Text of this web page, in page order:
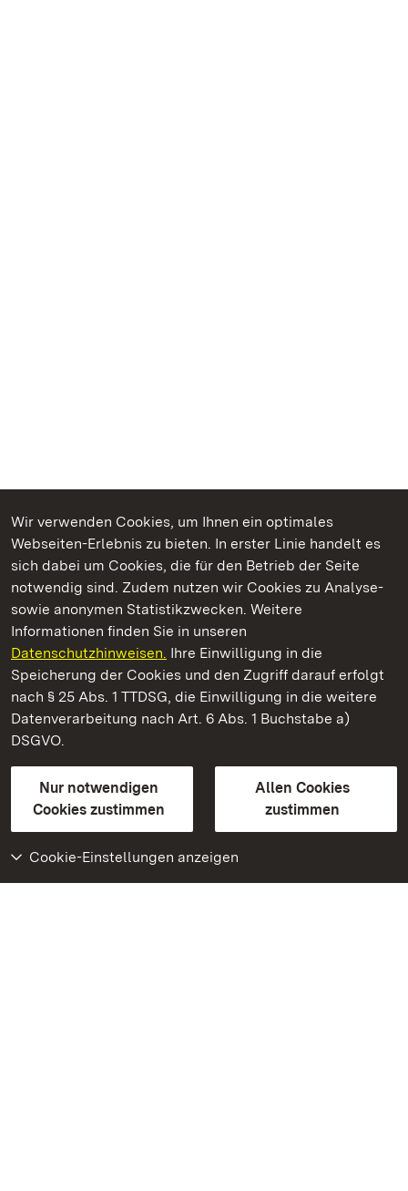
Wir verwenden Cookies, um Ihnen ein optimales
Webseiten-Erlebnis zu bieten. In erster Linie handelt es
sich dabei um Cookies, die für den Betrieb der Seite
notwendig sind. Zudem nutzen wir Cookies zu Analyse-
sowie anonymen Statistikzwecken. Weitere
Informationen finden Sie in unseren
Datenschutzhinweisen. Ihre Einwilligung in die
Speicherung der Cookies und den Zugriff darauf erfolgt
nach § 25 Abs. 1 TTDSG, die Einwilligung in die weitere
Datenverarbeitung nach Art. 6 Abs. 1 Buchstabe a)
DSGVO.
Nur notwendigen
Cookies zustimmen
Allen Cookies
zustimmen
Cookie-Einstellungen anzeigen
Kommen. Staunen. Genießen.
Staatliche Schlösser und Gärten Baden‑Württemberg
Staatliche Schlösser und Gärten Baden-Württemberg
Kontakt
GebärdenspracheLeichte Sprache
Erklärung zur Barrierefreiheit
BITV-konform (geprüfte Seiten)
Weiteres